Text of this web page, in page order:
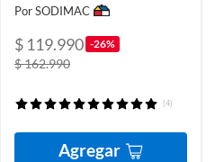
Por SODIMAC
$ 119.990 -26%
$ 162.990
(4)
Agregar